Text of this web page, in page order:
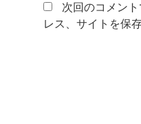
次回のコメン
レス、サイトを保存